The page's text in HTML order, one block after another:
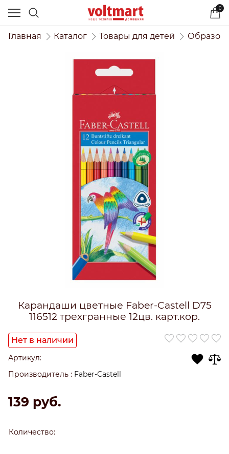
0
Главная Каталог Товары для детей
Карандаши цветные Faber-Castell D75
116512 трехгранные 12цв. карт.кор.
Нет в наличии
Артикул:
Производитель : Faber-Castell
139 руб.
Количество: